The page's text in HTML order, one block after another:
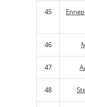
45
46
47
48